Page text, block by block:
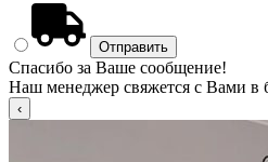
Спасибо за Ваше сообщение!
Наш менеджер свяжется с Вами в